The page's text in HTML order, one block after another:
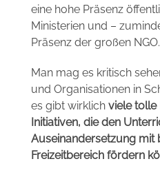
eine hohe Präsenz
Ministerien und –
Präsenz der großen NGO.
Man mag es kritisch
und Organisationen in
es gibt wirklich viele tolle
Initiativen, die den
Auseinandersetzung mit
Freizeitbereich fördern